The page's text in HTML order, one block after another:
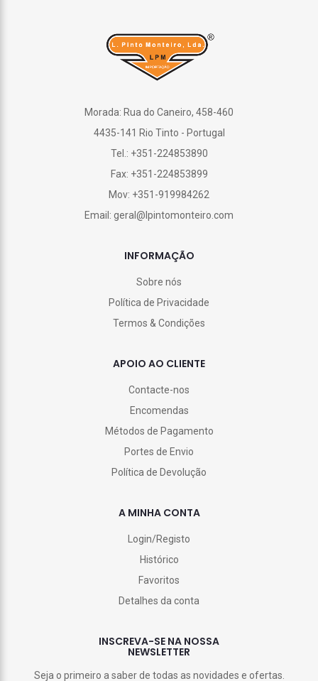
Morada: Rua do Caneiro, 458-460
4435-141 Rio Tinto - Portugal
Tel.: +351-224853890
Fax: +351-224853899
Mov: +351-919984262
Email: geral@lpintomonteiro.com
INFORMAÇÃO
Sobre nós
Política de Privacidade
Termos & Condições
APOIO AO CLIENTE
Contacte-nos
Encomendas
Métodos de Pagamento
Portes de Envio
Política de Devolução
A MINHA CONTA
Login/Registo
Histórico
Favoritos
Detalhes da conta
INSCREVA-SE NA NOSSA
NEWSLETTER
Seja o primeiro a saber de todas as novidades e ofertas.